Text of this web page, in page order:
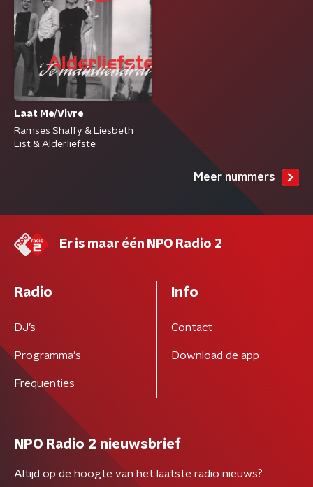
Laat Me/Vivre
Ramses Shaffy & Liesbeth
List & Alderliefste
Meer nummers
Er is maar één NPO Radio 2
Radio
DJ’s
Programma's
Frequenties
Info
Contact
Download de app
NPO Radio 2 nieuwsbrief
Altijd op de hoogte van het laatste radio nieuws?